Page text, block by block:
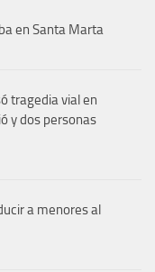
en Santa Marta
tragedia vial en
y dos personas
a menores al